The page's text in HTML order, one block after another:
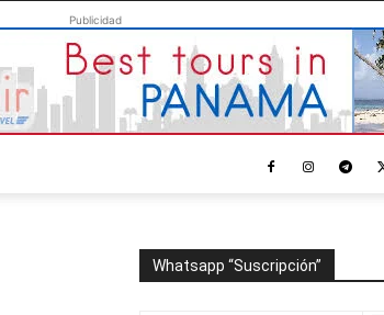
Publicidad
Whatsapp “Suscripción”